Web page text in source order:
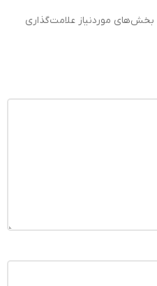
بخش‌های موردنیاز علامت‌گذاری